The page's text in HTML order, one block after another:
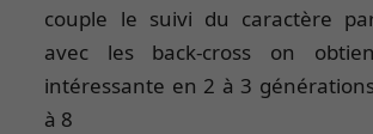
couple le suivi du caractère
avec les back-cross on
intéressante en 2 à 3
à 8